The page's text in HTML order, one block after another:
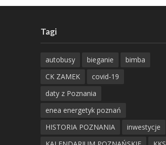
Tagi
autobusy bieganie
bimba
CK ZAMEK
covid-19
daty z Poznania
enea energetyk poznań
HISTORIA POZNANIA
inwestycje